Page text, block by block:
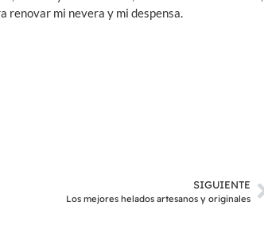
renovar mi nevera y mi despensa.
SIGUIENTE
Los mejores helados artesanos y originales